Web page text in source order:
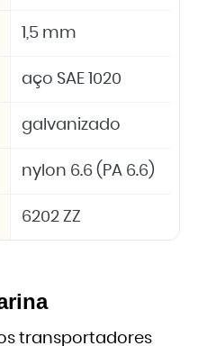
1,5 mm
aço SAE 1020
galvanizado
nylon 6.6 (PA 6.6)
6202 ZZ
transportadores